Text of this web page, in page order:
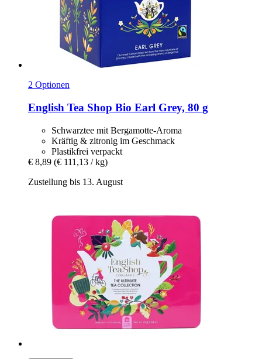
2 Optionen
English Tea Shop Bio Earl Grey, 80 g
Schwarztee mit Bergamotte-Aroma
Kräftig & zitronig im Geschmack
Plastikfrei verpackt
€ 8,89 (€ 111,13 / kg)
Zustellung bis 13. August